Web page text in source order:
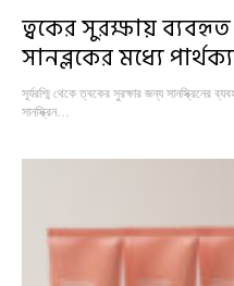
ত্বকের সুরক্ষায় ব্যবহৃত
সানব্লকের মধ্যে পার্থক্য
সূর্যরশ্মি থেকে ত্বকের সুরক্ষার জন্য সানস্ক্রিনের
সানস্ক্রিন…